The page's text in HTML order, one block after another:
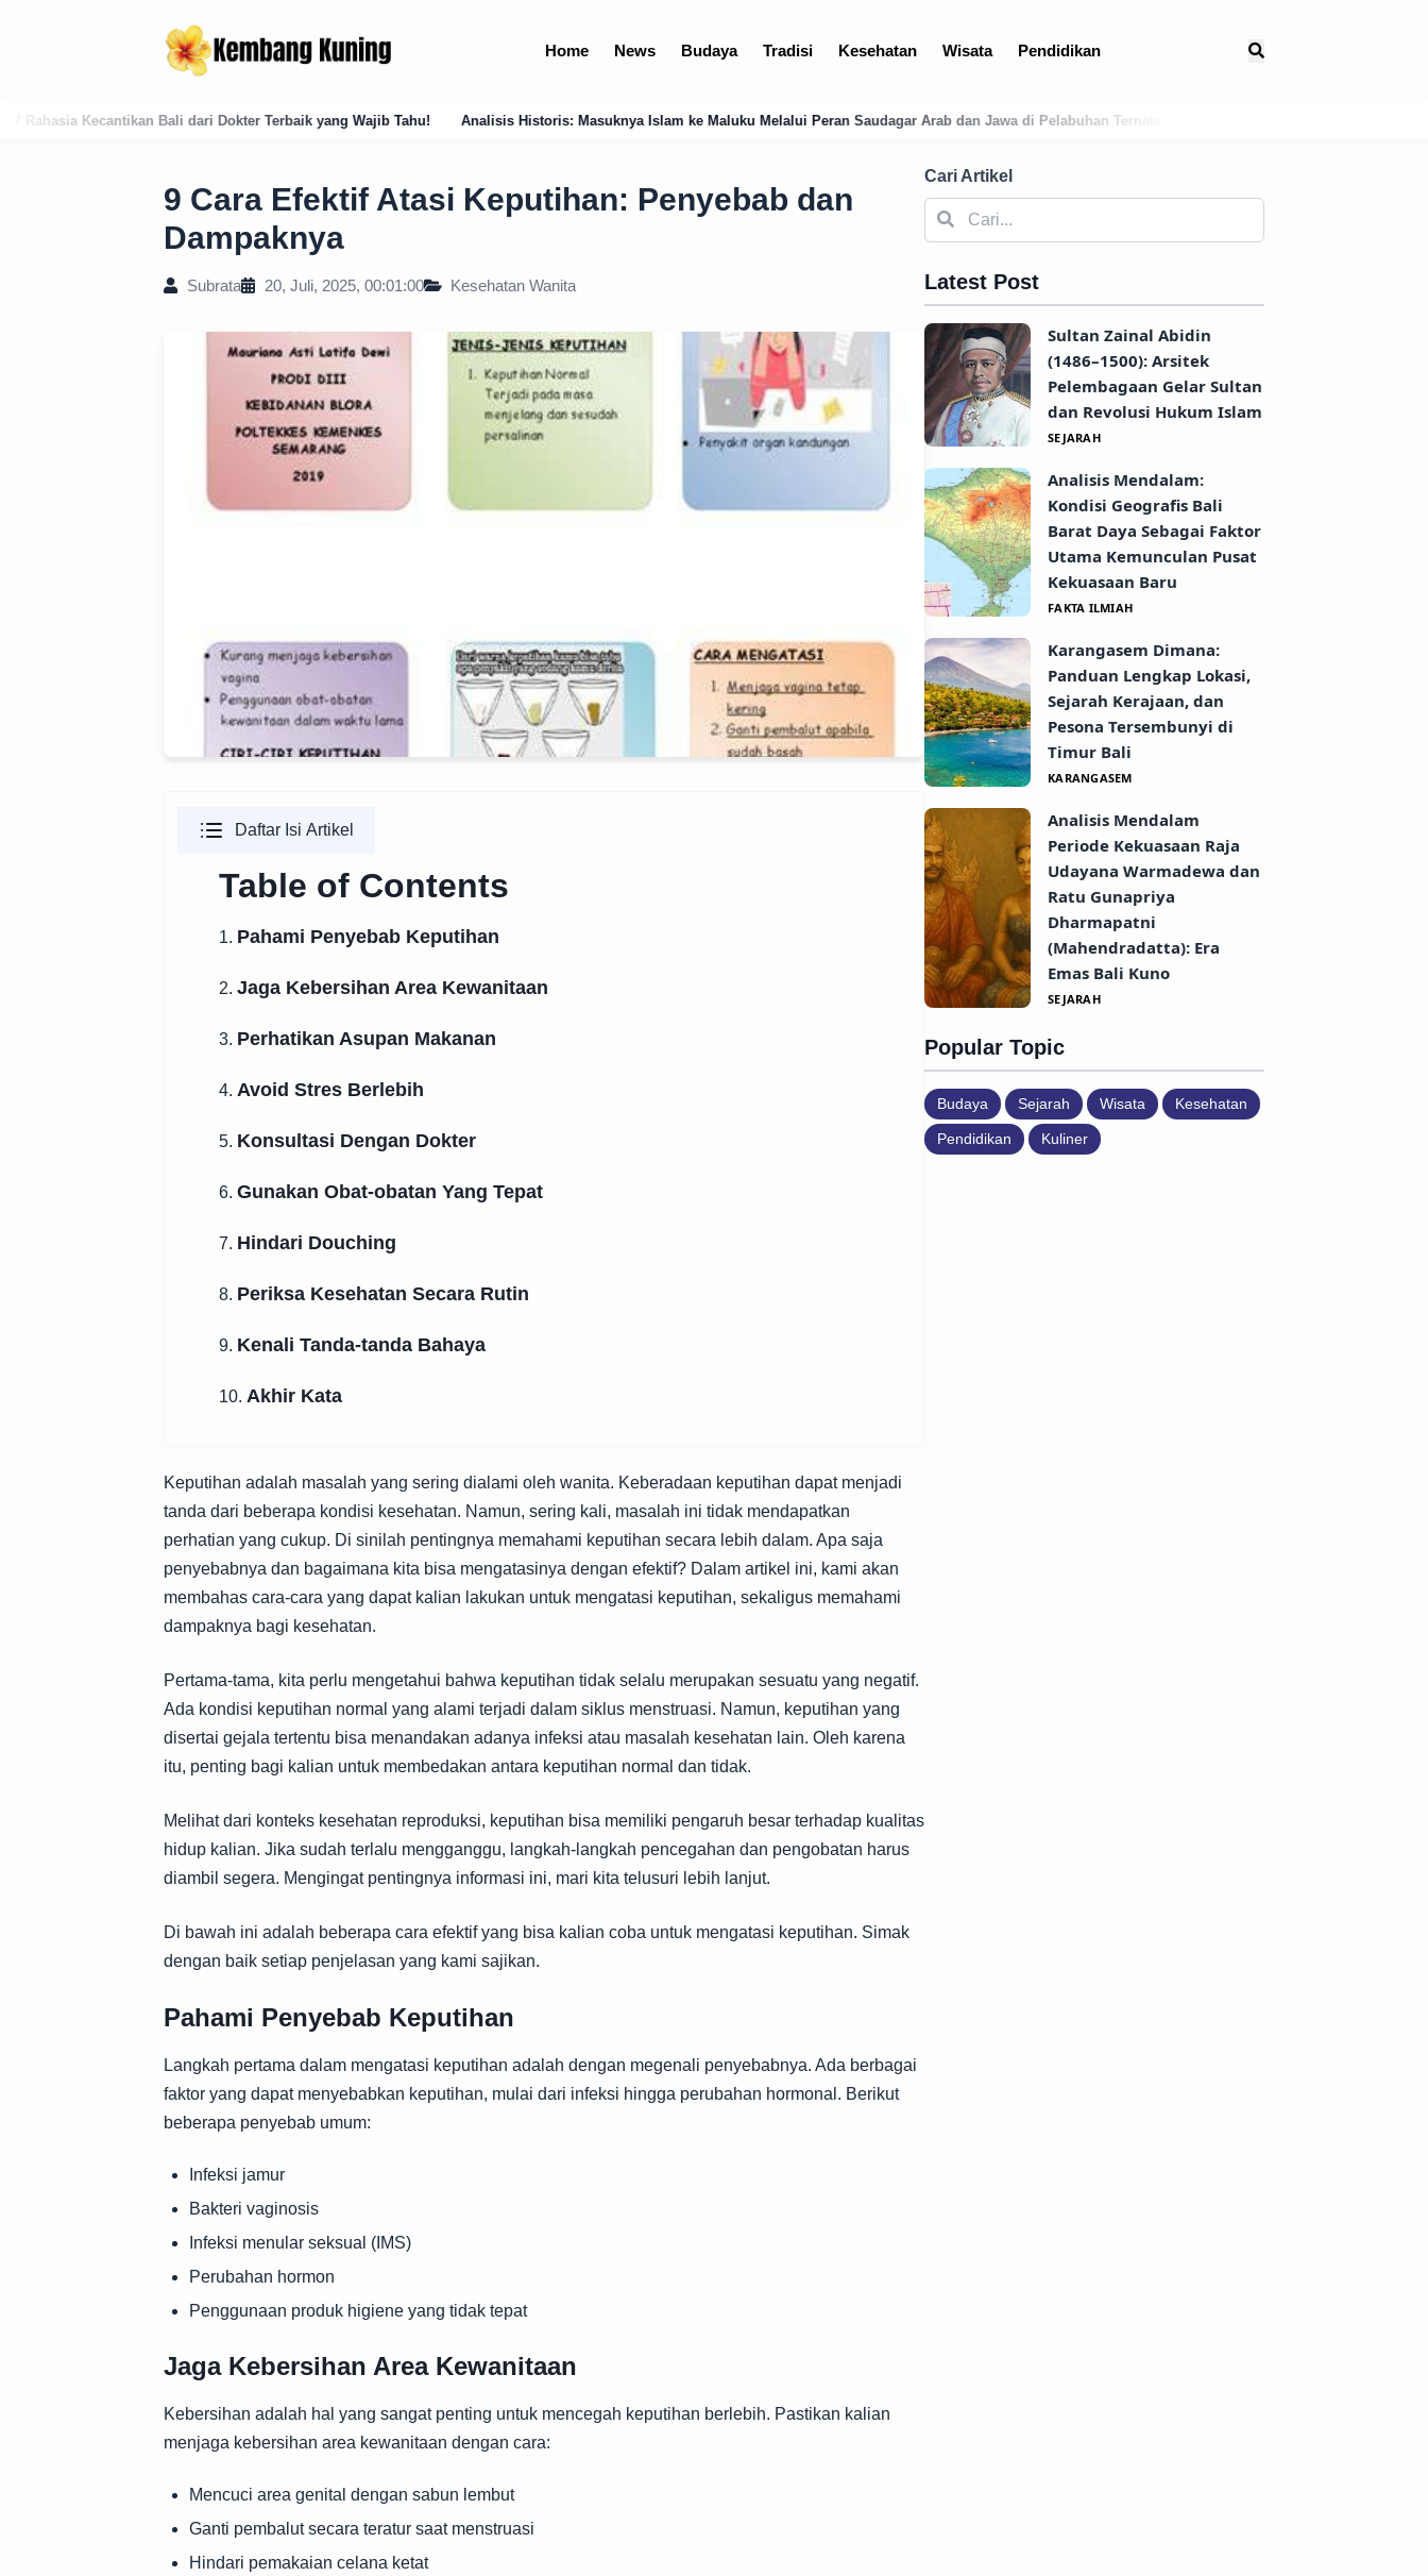
Home News Budaya Tradisi Kesehatan Wisata Pendidikan
Dokter Terbaik yang Wajib Tahu! Analisis Historis: Masuknya Islam ke Maluku Melalui Peran Saudagar Arab dan Jawa di Pelabuhan Ternate Membedah Presensi Online Karangasem: Strategi Digitalisasi
9 Cara Efektif Atasi Keputihan: Penyebab dan
Dampaknya
Subrata 20, Juli, 2025, 00:01:00 Kesehatan Wanita
Daftar Isi Artikel
Table of Contents
1. Pahami Penyebab Keputihan
2. Jaga Kebersihan Area Kewanitaan
3. Perhatikan Asupan Makanan
4. Avoid Stres Berlebih
5. Konsultasi Dengan Dokter
6. Gunakan Obat-obatan Yang Tepat
7. Hindari Douching
8. Periksa Kesehatan Secara Rutin
9. Kenali Tanda-tanda Bahaya
10. Akhir Kata
Keputihan adalah masalah yang sering dialami oleh wanita. Keberadaan keputihan dapat menjadi
tanda dari beberapa kondisi kesehatan. Namun, sering kali, masalah ini tidak mendapatkan
perhatian yang cukup. Di sinilah pentingnya memahami keputihan secara lebih dalam. Apa saja
penyebabnya dan bagaimana kita bisa mengatasinya dengan efektif? Dalam artikel ini, kami akan
membahas cara-cara yang dapat kalian lakukan untuk mengatasi keputihan, sekaligus memahami
dampaknya bagi kesehatan.
Pertama-tama, kita perlu mengetahui bahwa keputihan tidak selalu merupakan sesuatu yang negatif.
Ada kondisi keputihan normal yang alami terjadi dalam siklus menstruasi. Namun, keputihan yang
disertai gejala tertentu bisa menandakan adanya infeksi atau masalah kesehatan lain. Oleh karena
itu, penting bagi kalian untuk membedakan antara keputihan normal dan tidak.
Melihat dari konteks kesehatan reproduksi, keputihan bisa memiliki pengaruh besar terhadap kualitas
hidup kalian. Jika sudah terlalu mengganggu, langkah-langkah pencegahan dan pengobatan harus
diambil segera. Mengingat pentingnya informasi ini, mari kita telusuri lebih lanjut.
Di bawah ini adalah beberapa cara efektif yang bisa kalian coba untuk mengatasi keputihan. Simak
dengan baik setiap penjelasan yang kami sajikan.
Pahami Penyebab Keputihan
Langkah pertama dalam mengatasi keputihan adalah dengan megenali penyebabnya. Ada berbagai
faktor yang dapat menyebabkan keputihan, mulai dari infeksi hingga perubahan hormonal. Berikut
beberapa penyebab umum:
Infeksi jamur
Bakteri vaginosis
Infeksi menular seksual (IMS)
Perubahan hormon
Penggunaan produk higiene yang tidak tepat
Jaga Kebersihan Area Kewanitaan
Kebersihan adalah hal yang sangat penting untuk mencegah keputihan berlebih. Pastikan kalian
menjaga kebersihan area kewanitaan dengan cara:
Mencuci area genital dengan sabun lembut
Ganti pembalut secara teratur saat menstruasi
Hindari pemakaian celana ketat
Cari Artikel
Latest Post
Sultan Zainal Abidin
(1486–1500): Arsitek
Pelembagaan Gelar Sultan
dan Revolusi Hukum Islam
SEJARAH
Analisis Mendalam:
Kondisi Geografis Bali
Barat Daya Sebagai Faktor
Utama Kemunculan Pusat
Kekuasaan Baru
FAKTA ILMIAH
Karangasem Dimana:
Panduan Lengkap Lokasi,
Sejarah Kerajaan, dan
Pesona Tersembunyi di
Timur Bali
KARANGASEM
Analisis Mendalam
Periode Kekuasaan Raja
Udayana Warmadewa dan
Ratu Gunapriya
Dharmapatni
(Mahendradatta): Era
Emas Bali Kuno
SEJARAH
Popular Topic
Budaya Sejarah Wisata Kesehatan
Pendidikan Kuliner